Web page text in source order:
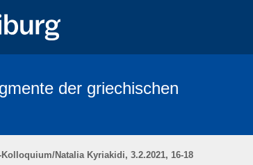
Fragmenta Comica: die Bände
der griechischen
Kolloquium/Natalia Kyriakidi, 3.2.2021, 16-18